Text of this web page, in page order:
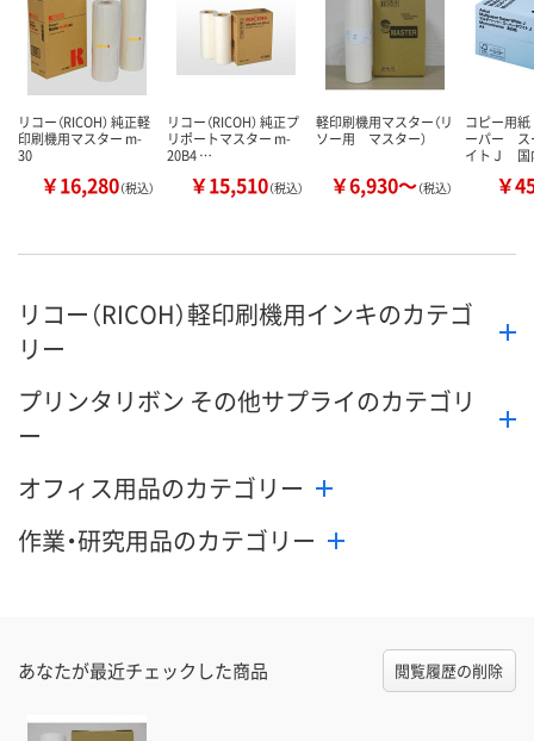
リコー（RICOH） 純正軽
印刷機用マスター m-
30
￥16,280（税込）
リコー（RICOH） 純正プ
リポートマスター m-
20B4 …
￥15,510（税込）
軽印刷機用マスター（リ
ソー用 マスター）
￥6,930～（税込）
コピー用
ーパー ス
イトＪ 国
￥
リコー（RICOH）軽印刷機用インキのカテゴ
リー
プリンタリボン その他サプライのカテゴリ
ー
オフィス用品のカテゴリー
作業・研究用品のカテゴリー
あなたが最近チェックした商品 閲覧履歴の削除